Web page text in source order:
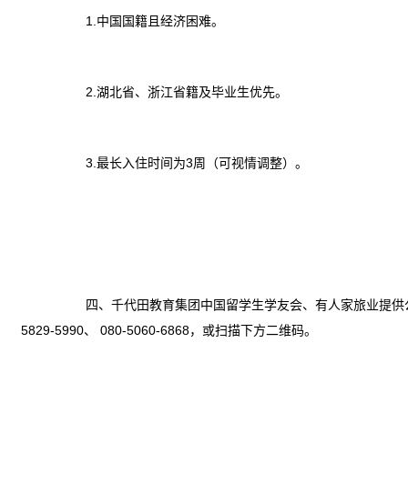
1.中国国籍且经济困难。
2.湖北省、浙江省籍及毕业生优先。
3. 最长入住时间为3周（可视情调整）。
四、千代田教育集团中国留学生学友会、有人家旅业提
5829-5990、 080-5060-6868，或扫描下方二维码。